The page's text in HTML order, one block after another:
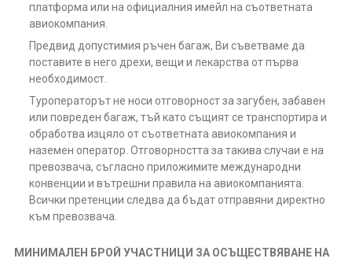
платформа или на официалния имейл на съответната
авиокомпания.
Предвид допустимия ръчен багаж, Ви съветваме да
поставите в него дрехи, вещи и лекарства от първа
необходимост.
Туроператорът не носи отговорност за загубен, забавен
или повреден багаж, тъй като същият се транспортира и
обработва изцяло от съответната авиокомпания и
наземен оператор. Отговорността за такива случаи е на
превозвача, съгласно приложимите международни
конвенции и вътрешни правила на авиокомпанията.
Всички претенции следва да бъдат отправяни директно
към превозвача.
МИНИМАЛЕН БРОЙ УЧАСТНИЦИ ЗА ОСЪЩЕСТВЯВАНЕ НА